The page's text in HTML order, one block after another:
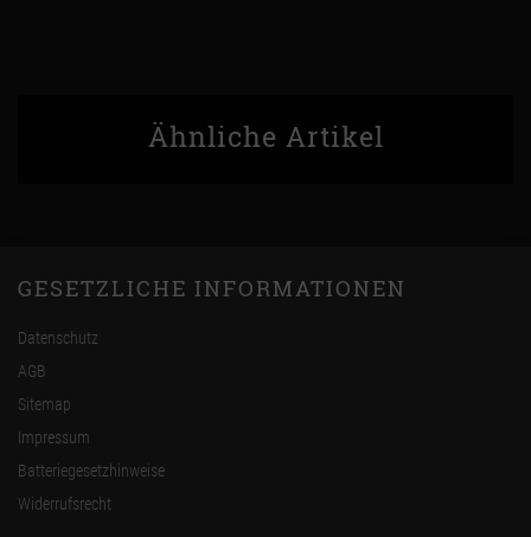
Ähnliche Artikel
GESETZLICHE INFORMATIONEN
Datenschutz
AGB
Sitemap
Impressum
Batteriegesetzhinweise
Widerrufsrecht